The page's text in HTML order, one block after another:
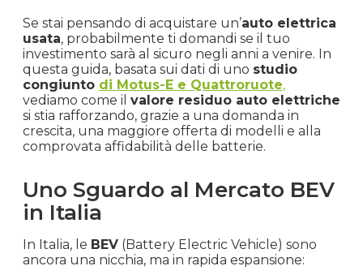
Se stai pensando di acquistare un’auto elettrica
usata, probabilmente ti domandi se il tuo
investimento sarà al sicuro negli anni a venire. In
questa guida, basata sui dati di uno studio
congiunto di Motus-E e Quattroruote,
vediamo come il valore residuo auto elettriche
si stia rafforzando, grazie a una domanda in
crescita, una maggiore offerta di modelli e alla
comprovata affidabilità delle batterie.
Uno Sguardo al Mercato BEV
in Italia
In Italia, le BEV (Battery Electric Vehicle) sono
ancora una nicchia, ma in rapida espansione: